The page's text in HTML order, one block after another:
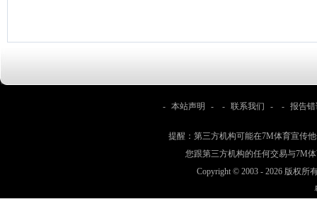
- 本站声明 - - 联系我们 - - 报告
提醒：第三方机构可能在7M体育宣传
您跟第三方机构的任何交易与7M
Copyright © 2003 - 2026 版权所